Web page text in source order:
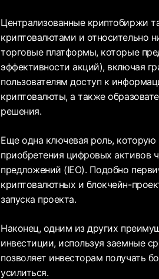
Централизованные криптобиржи
криптовалютами и относительно
торговые платформы, которые
эффективности акций), включая
пользователям доступ к
криптовалюты, а также
решения.
Еще одна ключевая роль,
приобретения цифровых активов
предложений (IEO). Подобно
криптовалютных и блокчейн-
запуска проекта.
Наконец, одним из других
инвестиции, используя заемные
позволяет инвесторам получать
усилиться.